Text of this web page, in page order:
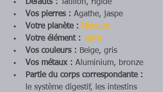
Défauts :
Tatillon, rigide
Vos pierres : Agathe, jaspe
Votre planète : Mercure
Votre élément :
Terre
Vos couleurs : Beige, gris
Vos métaux : Aluminium, bronze
Partie du corps correspondante :
le système digestif, les intestins